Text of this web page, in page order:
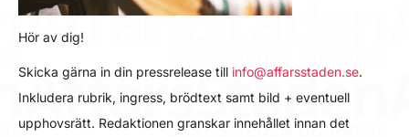
Hör av dig!
Skicka gärna in din pressrelease till info@affarsstaden.se.
Inkludera rubrik, ingress, brödtext samt bild + eventuell
upphovsrätt. Redaktionen granskar innehållet innan det